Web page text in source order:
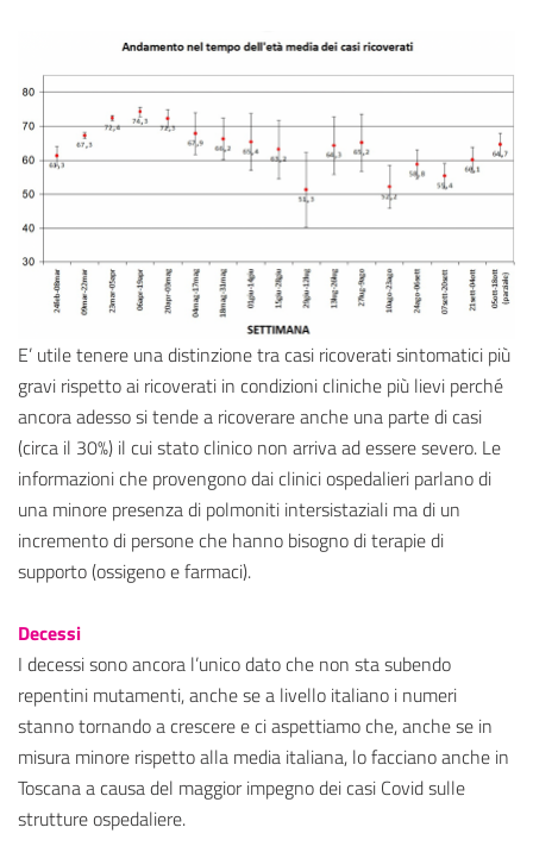
E’ utile tenere una distinzione tra casi ricoverati sintomatici più
gravi rispetto ai ricoverati in condizioni cliniche più lievi perché
ancora adesso si tende a ricoverare anche una parte di casi
(circa il 30%) il cui stato clinico non arriva ad essere severo. Le
informazioni che provengono dai clinici ospedalieri parlano di
una minore presenza di polmoniti intersistaziali ma di un
incremento di persone che hanno bisogno di terapie di
supporto (ossigeno e farmaci).
Decessi
I decessi sono ancora l’unico dato che non sta subendo
repentini mutamenti, anche se a livello italiano i numeri
stanno tornando a crescere e ci aspettiamo che, anche se in
misura minore rispetto alla media italiana, lo facciano anche in
Toscana a causa del maggior impegno dei casi Covid sulle
strutture ospedaliere.